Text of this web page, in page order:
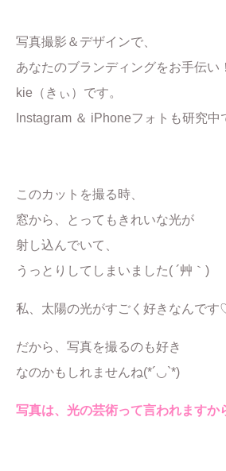
写真撮影＆デザインで、
あなたのブランディングをお手伝い！
kie（きぃ）です。
Instagram ＆ iPhoneフォトも研究中
このカットを撮る時、
窓から、とってもきれいな光が
射し込んでいて、
うっとりしてしまいました( ´艸｀)
私、太陽の光がすごく好きなんで
だから、写真を撮るのも好き
なのかもしれませんね(*´◡`*)
写真は、光の芸術って言われますか